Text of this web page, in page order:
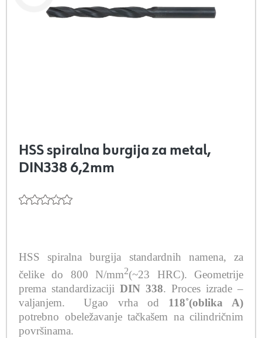
HSS spiralna burgija za metal,
DIN338 6,2mm
HSS spiralna burgija standardnih namena, za
čelike do 800 N/mm2(~23 HRC). Geometrije
prema standardizaciji DIN 338. Proces izrade –
valjanjem.
Ugao vrha od 118˚(oblika A)
potrebno obeležavanje tačkašem na cilindričnim
površinama.